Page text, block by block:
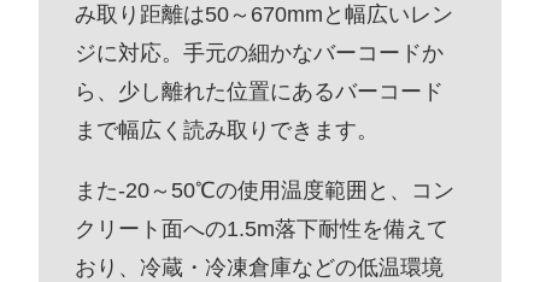
み取り距離は50～670mmと幅広いレン
ジに対応。手元の細かなバーコードか
ら、少し離れた位置にあるバーコード
まで幅広く読み取りできます。
また-20～50℃の使用温度範囲と、コン
クリート面への1.5m落下耐性を備えて
おり、冷蔵・冷凍倉庫などの低温環境